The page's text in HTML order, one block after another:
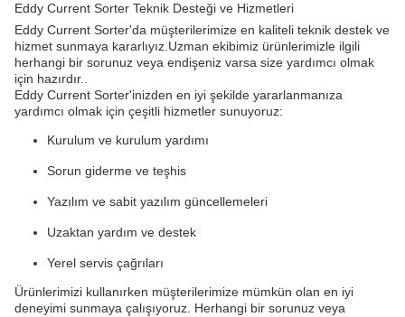
Eddy Current Sorter Teknik Desteği ve Hizmetleri
Eddy Current Sorter'da müşterilerimize en kaliteli teknik destek ve
hizmet sunmaya kararlıyız.Uzman ekibimiz ürünlerimizle ilgili
herhangi bir sorunuz veya endişeniz varsa size yardımcı olmak
için hazırdır..
Eddy Current Sorter'inizden en iyi şekilde yararlanmanıza
yardımcı olmak için çeşitli hizmetler sunuyoruz:
Kurulum ve kurulum yardımı
Sorun giderme ve teşhis
Yazılım ve sabit yazılım güncellemeleri
Uzaktan yardım ve destek
Yerel servis çağrıları
Ürünlerimizi kullanırken müşterilerimize mümkün olan en iyi
deneyimi sunmaya çalışıyoruz. Herhangi bir sorunuz veya